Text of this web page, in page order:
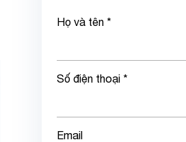
Họ và tên *
Số điện thoại *
Email